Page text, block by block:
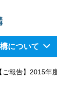
について
【ご報告】2015